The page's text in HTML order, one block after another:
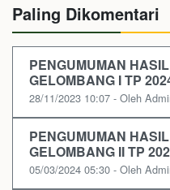
Paling Dikomentari
PENGUMUMAN
GELOMBANG I TP
28/11/2023 10:07 - Oleh
PENGUMUMAN
GELOMBANG II TP
05/03/2024 05:30 - Oleh